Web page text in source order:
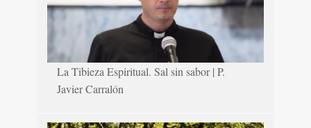
La Tibieza Espiritual. Sal sin sabor | P.
Javier Carralón